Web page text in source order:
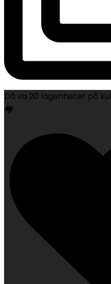
Då va 20 lägenheter på
🏘️